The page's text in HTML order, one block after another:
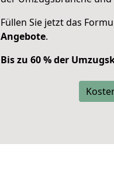
Füllen Sie jetzt das
Angebote.
Bis zu 60 % der